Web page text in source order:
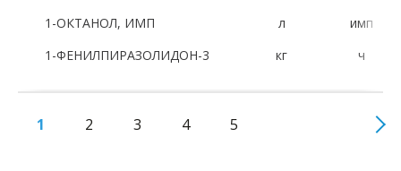
1-ОКТАНОЛ, ИМП
л
имп
1-ФЕНИЛПИРАЗОЛИДОН-3
кг ч
1 2 3 4 5